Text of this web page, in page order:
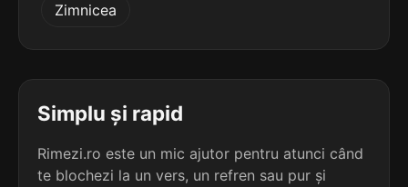
7 lit.
terminație: etacee
Zimnicea
Simplu și rapid
Rimezi.ro este un mic ajutor pentru atunci când
te blochezi la un vers, un refren sau pur și